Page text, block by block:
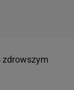
zdrowszym